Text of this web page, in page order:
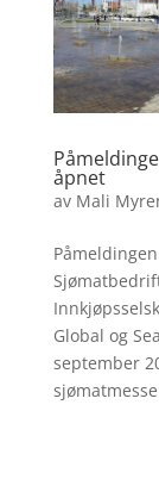
åpnet
av Mali
Global og
september